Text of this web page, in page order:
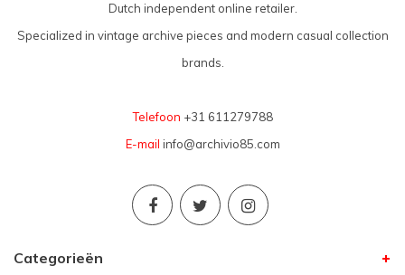
Dutch independent online retailer.
Specialized in vintage archive pieces and modern casual collection
brands.
Telefoon +31 611279788
E-mail info@archivio85.com
Categorieën